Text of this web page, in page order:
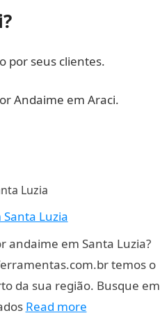
por seus clientes.
Andaime em Araci.
Luzia
andaime em Santa Luzia?
temos o
da sua região. Busque em
Read more